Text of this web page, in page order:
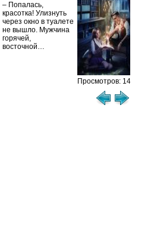
– Попалась,
красотка! Улизнуть
через окно в туалете
не вышло. Мужчина
горячей,
восточной…
Просмотров: 1458